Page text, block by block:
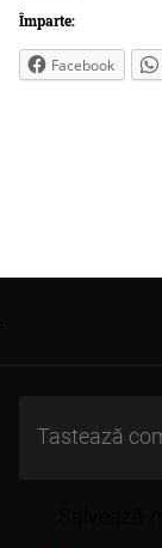
Împarte:
Facebook